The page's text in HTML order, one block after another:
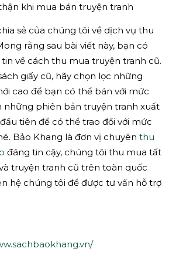
khi mua bán truyện tranh
sẻ của chúng tôi về dịch vụ thu
rằng sau bài viết này, bạn có
về cách thu mua truyện tranh cũ.
giấy cũ, hãy chọn lọc những
cao để bạn có thể bán với mức
những phiên bản truyện tranh xuất
tiên để có thể trao đổi với mức
Bảo Khang là đơn vị chuyên thu
đáng tin cậy, chúng tôi thu mua tất
truyện tranh cũ trên toàn quốc
hệ chúng tôi để được tư vấn hỗ trợ